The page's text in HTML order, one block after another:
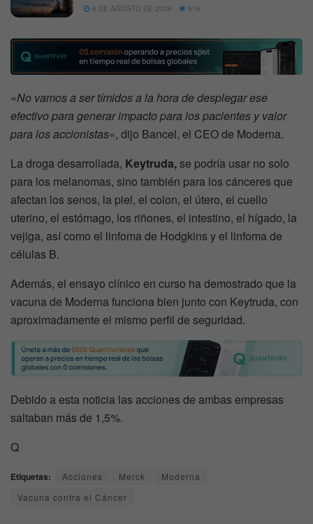
6 DE AGOSTO DE 2026 619
«No vamos a ser tímidos a la hora de desplegar ese
efectivo para generar impacto para los pacientes y valor
para los accionistas«, dijo Bancel, el CEO de Moderna.
La droga desarrollada, Keytruda,se podría usar no solo
para los melanomas, sino también para los cánceres que
afectan los senos, la piel, el colon, el útero, el cuello
uterino, el estómago, los riñones, el intestino, el hígado, la
vejiga, así como el linfoma de Hodgkins y el linfoma de
células B.
Además, el ensayo clínico en curso ha demostrado que la
vacuna de Moderna funciona bien junto con Keytruda, con
aproximadamente el mismo perfil de seguridad.
Debido a esta noticia las acciones de ambas empresas
saltaban más de 1,5%.
Q
Etiquetas: Acciones Merck
Moderna
Vacuna contra el Cáncer